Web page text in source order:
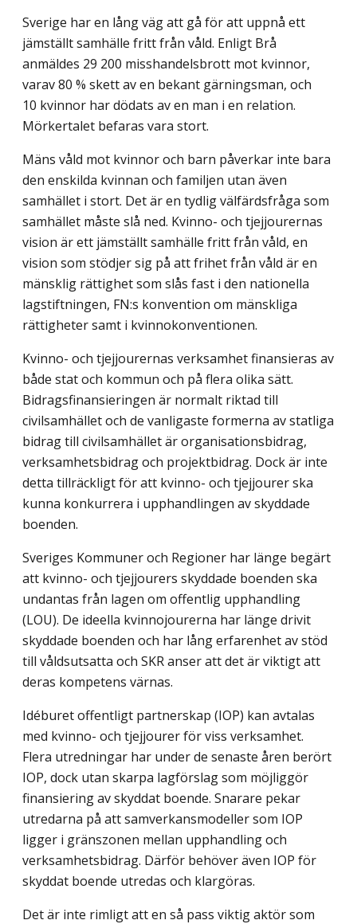
Sverige har en lång väg att gå för att uppnå ett
jämställt samhälle fritt från våld. Enligt Brå
anmäldes 29 200 misshandelsbrott mot kvinnor,
varav 80 % skett av en bekant gärningsman, och
10 kvinnor har dödats av en man i en relation.
Mörkertalet befaras vara stort.
Mäns våld mot kvinnor och barn påverkar inte bara
den enskilda kvinnan och familjen utan även
samhället i stort. Det är en tydlig välfärdsfråga som
samhället måste slå ned. Kvinno- och tjejjourernas
vision är ett jämställt samhälle fritt från våld, en
vision som stödjer sig på att frihet från våld är en
mänsklig rättighet som slås fast i den nationella
lagstiftningen, FN:s konvention om mänskliga
rättigheter samt i kvinno­konventionen.
Kvinno- och tjejjourernas verksamhet finansieras av
både stat och kommun och på flera olika sätt.
Bidragsfinansieringen är normalt riktad till
civilsamhället och de vanligaste formerna av statliga
bidrag till civilsamhället är organisationsbidrag,
verksamhetsbidrag och projektbidrag. Dock är inte
detta tillräckligt för att kvinno- och tjejjourer ska
kunna konkurrera i upphandlingen av skyddade
boenden.
Sveriges Kommuner och Regioner har länge begärt
att kvinno- och tjejjourers skyddade boenden ska
undantas från lagen om offentlig upphandling
(LOU). De ideella kvinnojourerna har länge drivit
skyddade boenden och har lång erfarenhet av stöd
till våldsutsatta och SKR anser att det är viktigt att
deras kompetens värnas.
Idéburet offentligt partnerskap (IOP) kan avtalas
med kvinno- och tjejjourer för viss verksamhet.
Flera utredningar har under de senaste åren berört
IOP, dock utan skarpa lagförslag som möjliggör
finansiering av skyddat boende. Snarare pekar
utredarna på att samverkansmodeller som IOP
ligger i gränszonen mellan upphandling och
verksam­hetsbidrag. Därför behöver även IOP för
skyddat boende utredas och klargöras.
Det är inte rimligt att en så pass viktig aktör som